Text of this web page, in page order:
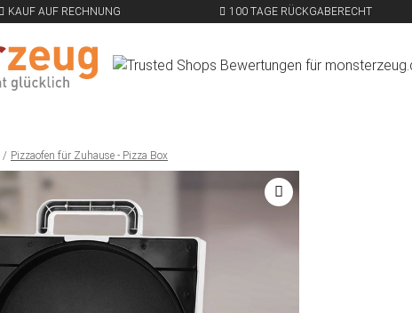
KAUF AUF RECHNUNG 100 TAGE RÜCKGABERECHT
Pizzaofen für Zuhause - Pizza Box